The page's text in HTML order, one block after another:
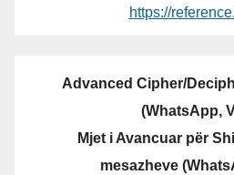
https://
Advanced Cipher/
(WhatsApp,
Mjet i Avancuar për
mesazheve